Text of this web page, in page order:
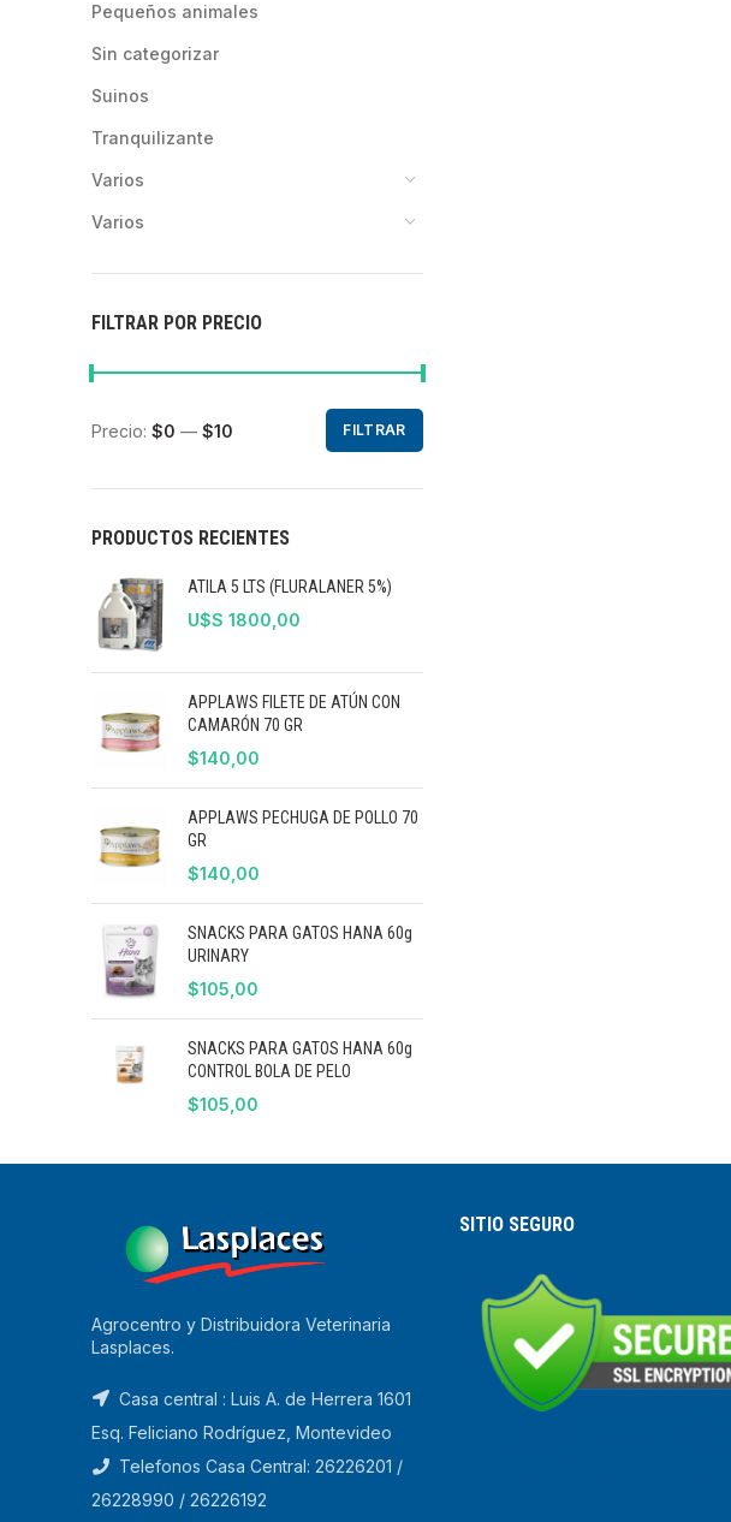
pequeños animales
sin categorizar
suinos
tranquilizante
varios
varios
FILTRAR POR PRECIO
FILTRAR
Precio: $0 — $10
PRODUCTOS RECIENTES
ATILA 5 LTS (FLURALANER 5%)
U$S 1800,00
APPLAWS FILETE DE ATÚN CON
CAMARÓN 70 GR
$140,00
APPLAWS PECHUGA DE POLLO 70
GR
$140,00
SNACKS PARA GATOS HANA 60g
URINARY
$105,00
SNACKS PARA GATOS HANA 60g
CONTROL BOLA DE PELO
$105,00
Agrocentro y Distribuidora Veterinaria
Lasplaces.
Casa central : Luis A. de Herrera 1601
Esq. Feliciano Rodríguez, Montevideo
Telefonos Casa Central: 26226201 /
26228990 / 26226192
SITIO SEGURO